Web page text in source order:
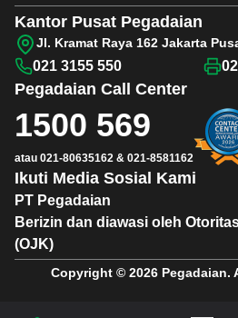
PT Pegadaian
Berizin dan diawasi oleh
(OJK)
Ikuti Media Sosial Kami
Pegadaian Call Center
1500 569
atau 021-80635162 & 021-8581162
Kantor Pusat Pegadaian
Jl. Kramat Raya 162 Jakarta
021 3155 550
Copyright © 2026 Pegadaian.